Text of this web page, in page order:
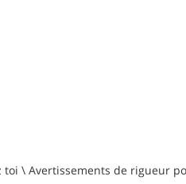
\ Avertissements de rigueur